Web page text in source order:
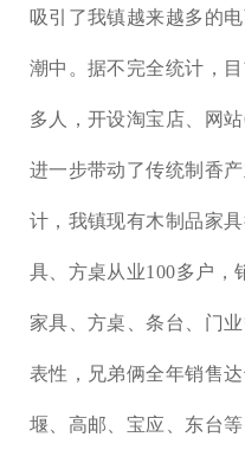
吸引了我镇越来越多的
潮中。据不完全统计，
多人，开设淘宝店、网
进一步带动了传统制香
计，我镇现有木制品家
具、方桌从业100多户，
家具、方桌、条台、门
表性，兄弟俩全年销售
堰、高邮、宝应、东台